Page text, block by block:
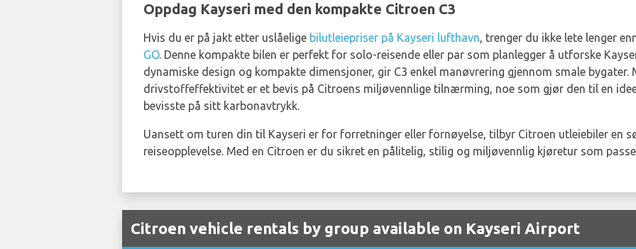
Oppdag Kayseri med den kompakte Citroen C3
Hvis du er på jakt etter uslåelige bilutleiepriser på Kayseri lufthavn, trenger du ikke lete lenger
GO. Denne kompakte bilen er perfekt for solo-reisende eller par som planlegger å utforske
dynamiske design og kompakte dimensjoner, gir C3 enkel manøvrering gjennom smale bygater.
drivstoffeffektivitet er et bevis på Citroens miljøvennlige tilnærming, noe som gjør den til en
bevisste på sitt karbonavtrykk.
Uansett om turen din til Kayseri er for forretninger eller fornøyelse, tilbyr Citroen utleiebiler en
reiseopplevelse. Med en Citroen er du sikret en pålitelig, stilig og miljøvennlig kjøretur som
Citroen vehicle rentals by group available on Kayseri Airport